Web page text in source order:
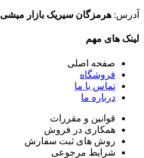
آدرس: هرمزگان سیریک بازار میشی
لینک های مهم
صفحه اصلی
فروشگاه
تماس با ما
درباره ما
قوانین و مقررات
همکاری در فروش
روش های ثبت سفارش
شرایط مرجوعی